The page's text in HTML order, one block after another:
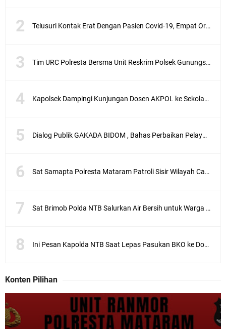
Telusuri Kontak Erat Dengan Pasien Covid-19, Empat Orang di Desa Kedaro Sekotong Dirapid
Tim URC Polresta Bersma Unit Reskrim Polsek Gunungsari Tangkap Pelaku Curanmor
Kapolsek Dampingi Kunjungan Dosen AKPOL ke Sekolah Rakyat Gunungsari
Dialog Publik GAKADA BIDOM , Bahas Perbaikan Pelayanan Medis di NTB
Sat Samapta Polresta Mataram Patroli Sisir Wilayah Cakranegara
Sat Brimob Polda NTB Salurkan Air Bersih untuk Warga Terdampak Kekeringan
Ini Pesan Kapolda NTB Saat Lepas Pasukan BKO ke Dompu dan Bima
Konten Pilihan